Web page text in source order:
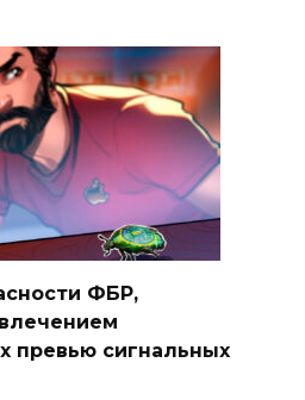
ФБР,
превью сигнальных